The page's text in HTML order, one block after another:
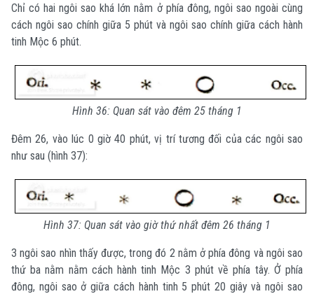
Chỉ có hai ngôi sao khá lớn nằm ở phía đông, ngôi sao ngoài cùng
cách ngôi sao chính giữa 5 phút và ngôi sao chính giữa cách hành
tinh Mộc 6 phút.
Hình 36: Quan sát vào đêm 25 tháng 1
Đêm 26, vào lúc 0 giờ 40 phút, vị trí tương đối của các ngôi sao
như sau (hình 37):
Hình 37: Quan sát vào giờ thứ nhất đêm 26 tháng 1
3 ngôi sao nhìn thấy được, trong đó 2 nằm ở phía đông và ngôi sao
thứ ba nằm nằm cách hành tinh Mộc 3 phút về phía tây. Ở phía
đông, ngôi sao ở giữa cách hành tinh 5 phút 20 giây và ngôi sao